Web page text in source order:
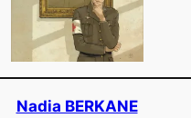
Nadia BERKANE